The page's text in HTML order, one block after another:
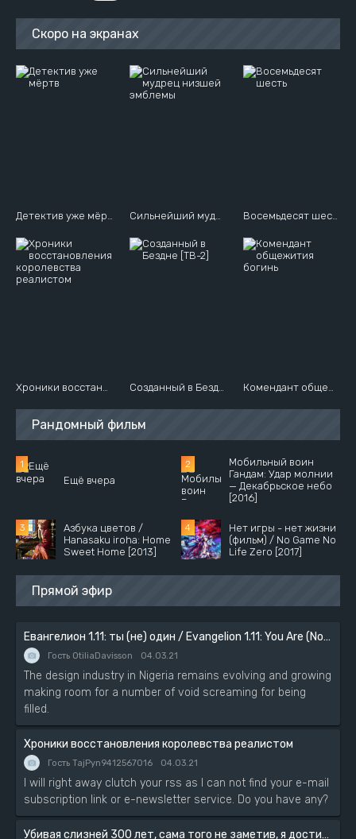
Скоро на экранах
Восемьдесят шесть
Хроники восстановления королевства реалистом Созданный в Бездне [ТВ-2] Комендант общежития богинь
Рандомный фильм
Ещё вчера
Мобильный воин
Гандам: Удар молнии
— Декабрьское небо
[2016]
Азбука цветов /
Hanasaku iroha: Home
Sweet Home [2013]
Нет игры - нет жизни
(фильм) / No Game No
Life Zero [2017]
Прямой эфир
Евангелион 1.11: ты (не) один / Evangelion 1.11: You Are (Not) Alone [2007]
Гость OtiliaDavisson 04.03.21
The design industry in Nigeria remains evolving and growing
making room for a number of void screaming for being
filled.
Хроники восстановления королевства реалистом
Гость TajPyn9412567016 04.03.21
I will right away clutch your rss as I can not find your e-mail
subscription link or e-newsletter service. Do you have any?
Убивая слизней 300 лет, сама того не заметив, я достигла максимального уровня